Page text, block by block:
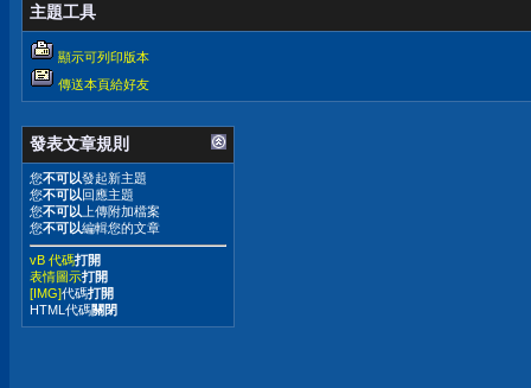
主題工具
顯示可列印版本
傳送本頁給好友
發表文章規則
您不可以發起新主題
您不可以 回應主題
您不可以 上傳附加檔案
您不可以編輯您的文章
vB 代碼打開
表情圖示打開
[IMG]代碼打開
HTML代碼關閉